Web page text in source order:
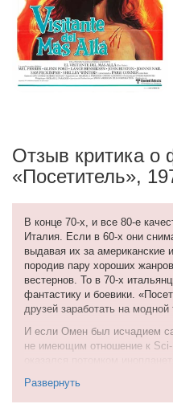
Отзыв критика о
«Посетитель»,
В конце 70-х, и все 80-е
Италия. Если в 60-х они
выдавая их за американские
породив пару хороших
вестернов. То в 70-х
фантастику и боевики.
друзей заработать на
И если Омен был исчадием
не имеющим отношение к Sci-
Омене это мальчик, в
Развернуть